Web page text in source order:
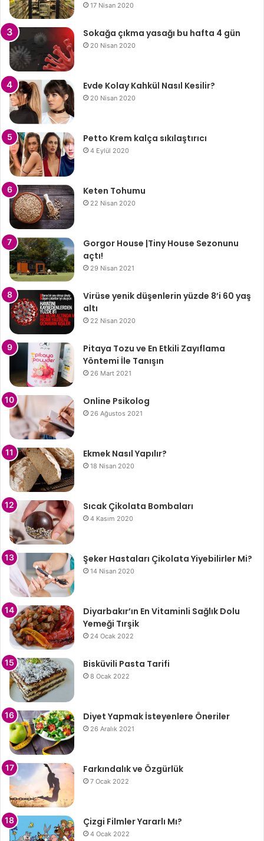
17 Nisan 2020
Sokağa çıkma yasağı bu hafta 4 gün
20 Nisan 2020
Evde Kolay Kahkül Nasıl Kesilir?
20 Nisan 2020
Petto Krem kalça sıkılaştırıcı
4 Eylül 2020
Keten Tohumu
22 Nisan 2020
Gorgor House |Tiny House Sezonunu
açtı!
29 Nisan 2021
Virüse yenik düşenlerin yüzde 8’i 60 yaş
altı
22 Nisan 2020
Pitaya Tozu ve En Etkili Zayıflama
Yöntemi İle Tanışın
26 Mart 2021
Online Psikolog
26 Ağustos 2021
Ekmek Nasıl Yapılır?
18 Nisan 2020
Sıcak Çikolata Bombaları
4 Kasım 2020
Şeker Hastaları Çikolata Yiyebilirler Mi?
14 Nisan 2020
Diyarbakır’ın En Vitaminli Sağlık Dolu
Yemeği Tırşik
24 Ocak 2022
Bisküvili Pasta Tarifi
8 Ocak 2022
Diyet Yapmak İsteyenlere Öneriler
26 Aralık 2021
Farkındalık ve Özgürlük
7 Ocak 2022
Çizgi Filmler Yararlı Mı?
4 Ocak 2022